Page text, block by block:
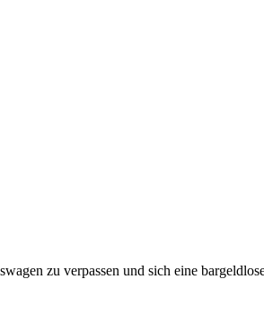
zu verpassen und sich eine